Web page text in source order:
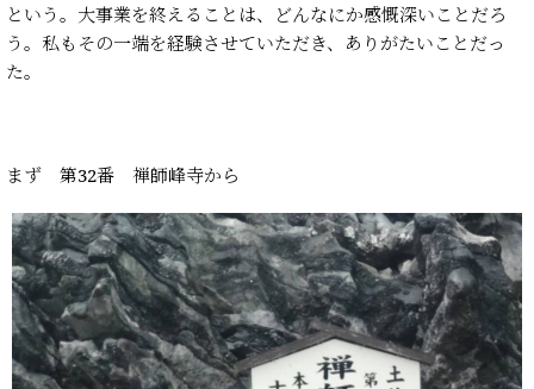
という。大事業を終えることは、どんなにか感慨深いことだろ
う。私もその一端を経験させていただき、ありがたいことだっ
た。
まず 第32番 禅師峰寺から